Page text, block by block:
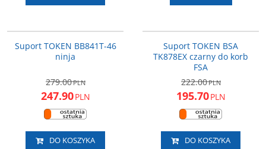
DARMOWA DOSTAWA
Suport TOKEN BB841T-46
ninja
279.00PLN
247.90PLN
DO KOSZYKA
Suport TOKEN BSA
TK878EX czarny do korb
FSA
222.00PLN
195.70PLN
DO KOSZYKA